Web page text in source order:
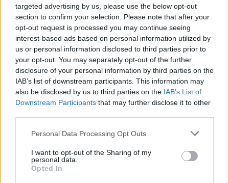
targeted advertising by us, please use the below opt-out
section to confirm your selection. Please note that after your
opt-out request is processed you may continue seeing
interest-based ads based on personal information utilized by
us or personal information disclosed to third parties prior to
your opt-out. You may separately opt-out of the further
disclosure of your personal information by third parties on the
IAB’s list of downstream participants. This information may
also be disclosed by us to third parties on the IAB’s List of
Downstream Participants that may further disclose it to other
Personal Data Processing Opt Outs
I want to opt-out of the Sharing of my
personal data.
Opted In